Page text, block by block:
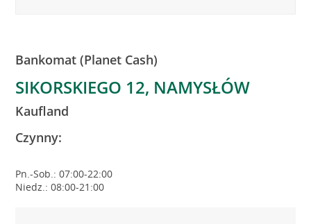
Bankomat (Planet Cash)
SIKORSKIEGO 12, NAMYSŁÓW
Kaufland
Czynny:
Pn.-Sob.: 07:00-22:00
Niedz.: 08:00-21:00